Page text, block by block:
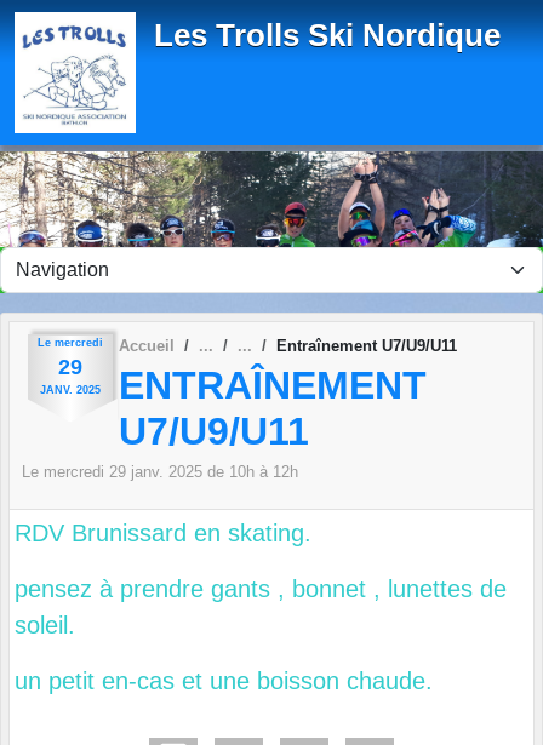
Les Trolls Ski Nordique
Le mercredi
29
JANV. 2025
Accueil Entraînement U7/U9/U11
ENTRAÎNEMENT
U7/U9/U11
Le mercredi 29 janv. 2025 de 10h à 12h
RDV Brunissard en skating.
pensez à prendre gants , bonnet , lunettes de
soleil.
un petit en-cas et une boisson chaude.
Panneau de gestion des cookies